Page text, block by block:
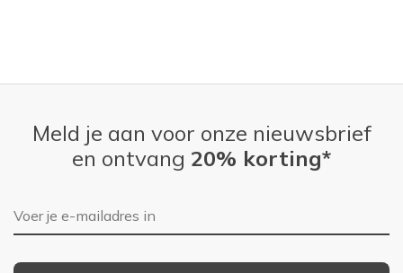
Meld je aan voor onze nieuwsbrief
en ontvang 20% korting*
E-mailadres